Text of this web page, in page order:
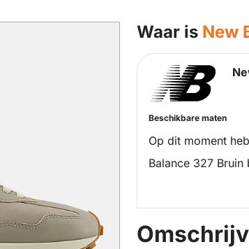
Waar is New
Beschikbare maten
Op dit moment
Balance 327 Bruin